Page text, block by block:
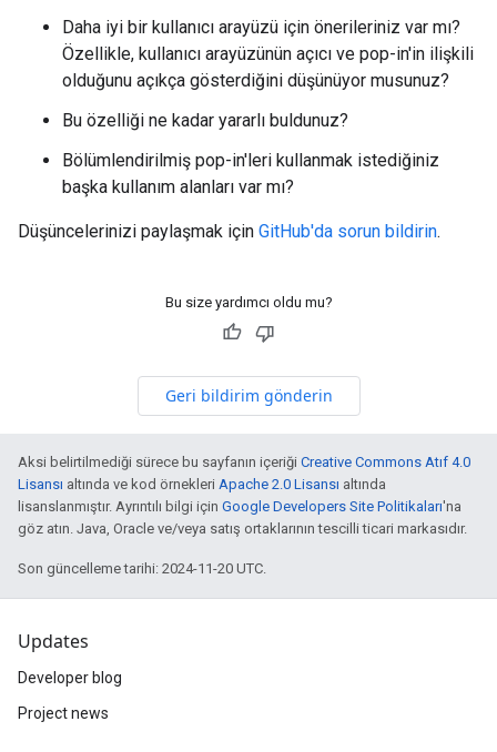
Daha iyi bir kullanıcı arayüzü için önerileriniz var mı?
Özellikle, kullanıcı arayüzünün açıcı ve pop-in'in ilişkili
olduğunu açıkça gösterdiğini düşünüyor musunuz?
Bu özelliği ne kadar yararlı buldunuz?
Bölümlendirilmiş pop-in'leri kullanmak istediğiniz
başka kullanım alanları var mı?
Düşüncelerinizi paylaşmak için GitHub'da sorun bildirin.
Bu size yardımcı oldu mu?
Geri bildirim gönderin
Aksi belirtilmediği sürece bu sayfanın içeriği Creative Commons Atıf 4.0
Lisansı altında ve kod örnekleri Apache 2.0 Lisansı altında
lisanslanmıştır. Ayrıntılı bilgi için Google Developers Site Politikaları'na
göz atın. Java, Oracle ve/veya satış ortaklarının tescilli ticari markasıdır.
Son güncelleme tarihi: 2024-11-20 UTC.
Updates
Developer blog
Project news